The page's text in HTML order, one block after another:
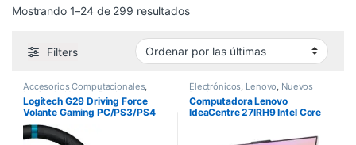
Mostrando 1–24 de 299 resultadosSorted by latest
Filters
Accesorios Computacionales,
Logitech Nuevos Productos
Logitech G29 Driving Force
Volante Gaming PC/PS3/PS4
Electrónicos Lenovo Nuevos
Computadora Lenovo
IdeaCentre 27IRH9 Intel Core
512GB SSD Windows 11 Home